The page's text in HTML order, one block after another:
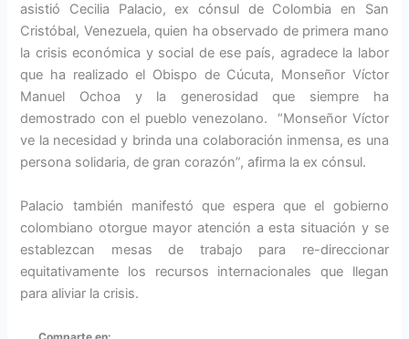
asistió Cecilia Palacio, ex cónsul de Colombia en San
Cristóbal, Venezuela, quien ha observado de primera mano
la crisis económica y social de ese país, agradece la labor
que ha realizado el Obispo de Cúcuta, Monseñor Víctor
Manuel Ochoa y la generosidad que siempre ha
demostrado con el pueblo venezolano. “Monseñor Víctor
ve la necesidad y brinda una colaboración inmensa, es una
persona solidaria, de gran corazón”, afirma la ex cónsul.
Palacio también manifestó que espera que el gobierno
colombiano otorgue mayor atención a esta situación y se
establezcan mesas de trabajo para re-direccionar
equitativamente los recursos internacionales que llegan
para aliviar la crisis.